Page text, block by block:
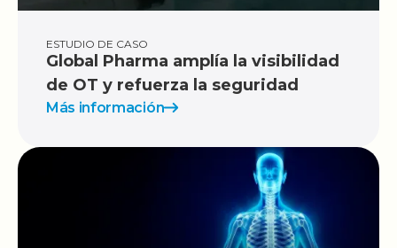
ESTUDIO DE CASO
Global Pharma amplía la visibilidad
de OT y refuerza la seguridad
Más información